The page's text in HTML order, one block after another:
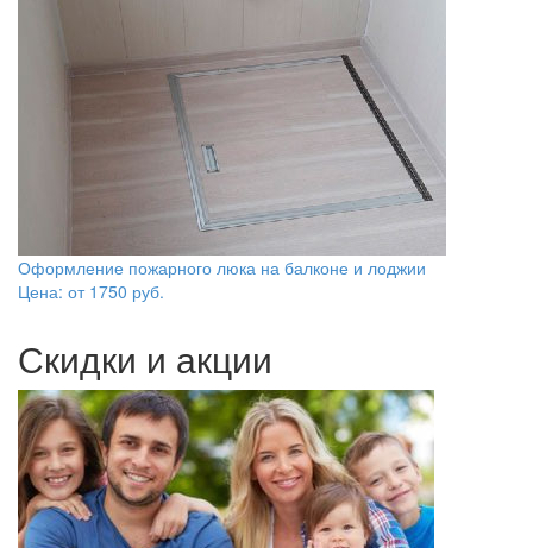
Оформление пожарного люка на балконе и лоджии
Цена: от 1750 руб.
Скидки и акции